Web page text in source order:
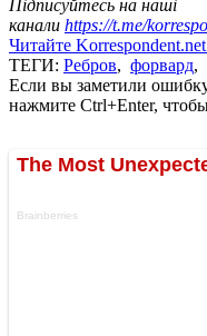
Підписуйтесь на наші
канали https://t.me/
Читайте
ТЕГИ: Ребров, форвард,
Если вы заметили
нажмите Ctrl+Enter,